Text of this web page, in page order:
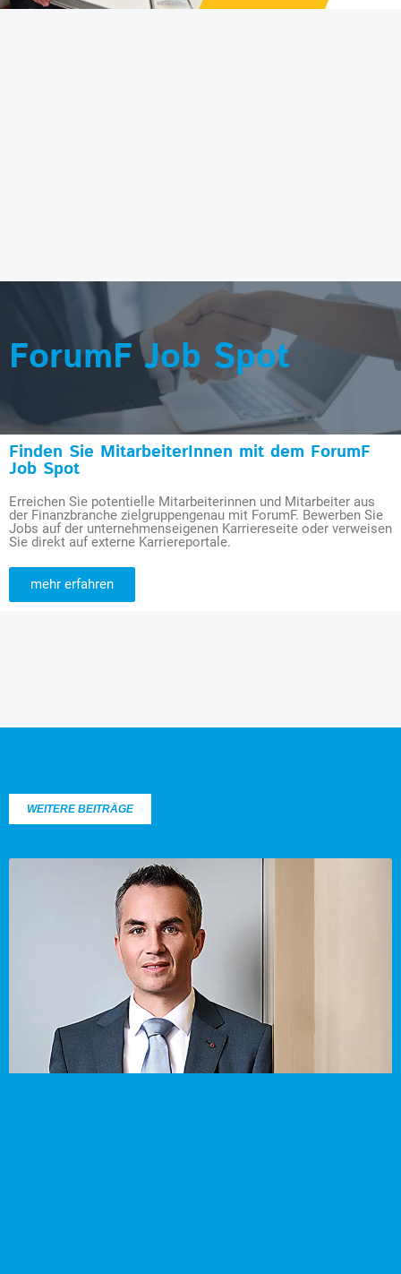
ForumF Job Spot
Finden Sie MitarbeiterInnen mit dem ForumF
Job Spot
Erreichen Sie potentielle Mitarbeiterinnen und Mitarbeiter aus
der Finanzbranche zielgruppengenau mit ForumF. Bewerben Sie
Jobs auf der unternehmenseigenen Karriereseite oder verweisen
Sie direkt auf externe Karriereportale.
mehr erfahren
WEITERE BEITRÄGE